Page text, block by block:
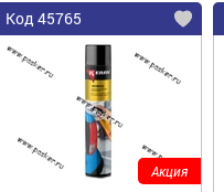
Код 45765
Акция